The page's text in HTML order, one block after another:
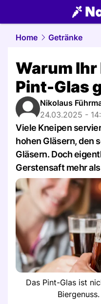
food.NAU.ch
Home Getränke
Warum
Pint-Glas
Nikolaus
24.03.2025 -
Viele Kneipen
hohen Gläsern, den
Gläsern. Doch
Gerstensaft mehr
Das Pint-Glas ist